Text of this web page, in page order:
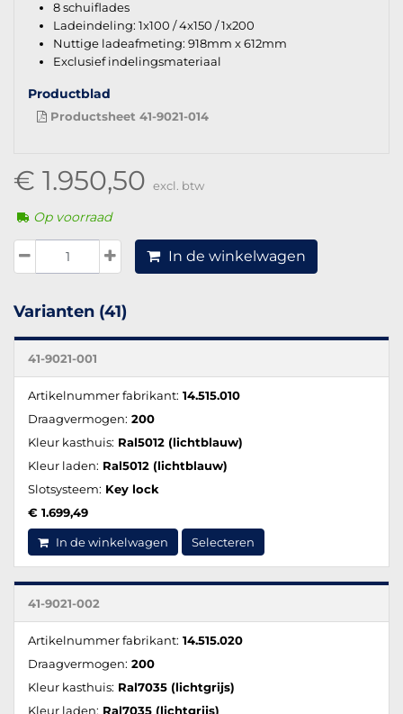
8 schuiflades
Ladeindeling: 1x100 / 4x150 / 1x200
Nuttige ladeafmeting: 918mm x 612mm
Exclusief indelingsmateriaal
Productblad
Productsheet 41-9021-014
€ 1.950,50 excl. btw
Op voorraad
In de winkelwagen
Varianten (41)
41-9021-001
Artikelnummer fabrikant: 14.515.010
Draagvermogen: 200
Kleur kasthuis: Ral5012 (lichtblauw)
Kleur laden: Ral5012 (lichtblauw)
Slotsysteem: Key lock
€ 1.699,49
In de winkelwagen Selecteren
41-9021-002
Artikelnummer fabrikant: 14.515.020
Draagvermogen: 200
Kleur kasthuis: Ral7035 (lichtgrijs)
Kleur laden: Ral7035 (lichtgrijs)